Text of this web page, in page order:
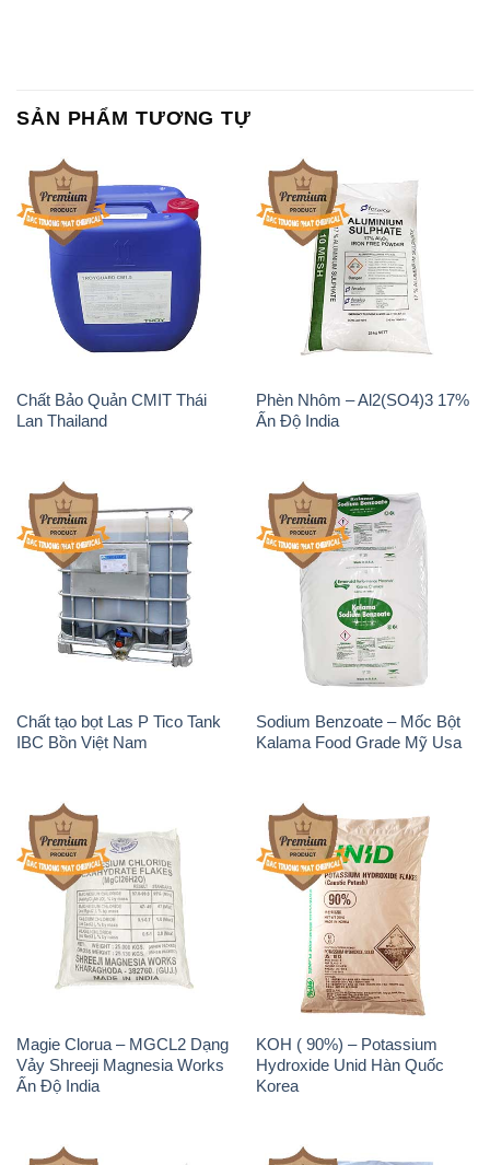
SẢN PHẨM TƯƠNG TỰ
Chất Bảo Quản CMIT Thái
Lan Thailand
Phèn Nhôm – Al2(SO4)3 17%
Ấn Độ India
Chất tạo bọt Las P Tico Tank
IBC Bồn Việt Nam
Sodium Benzoate – Mốc Bột
Kalama Food Grade Mỹ Usa
Magie Clorua – MGCL2 Dạng
Vảy Shreeji Magnesia Works
Ấn Độ India
KOH ( 90%) – Potassium
Hydroxide Unid Hàn Quốc
Korea